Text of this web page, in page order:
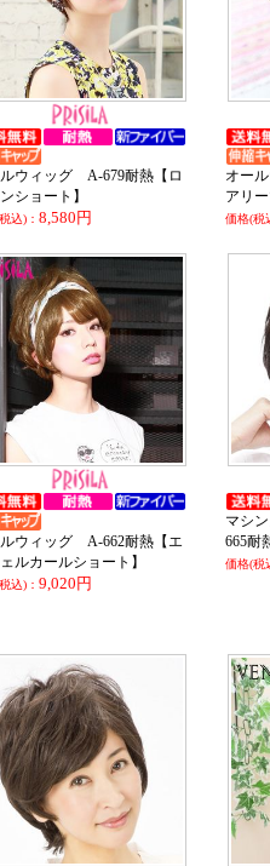
ウィッグ A-679耐熱【ロ
ショート】
込)： 8,580円
オー
アリー
価格(税
ウィッグ A-662耐熱【エ
ルカールショート】
込)： 9,020円
マシ
665耐
価格(税